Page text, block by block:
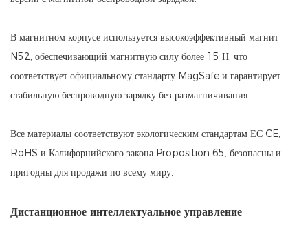
В магнитном корпусе используется высокоэффективный магнит
N52, обеспечивающий магнитную силу более 15 Н, что
соответствует официальному стандарту MagSafe и гарантирует
стабильную беспроводную зарядку без размагничивания.
Все материалы соответствуют экологическим стандартам ЕС CE,
RoHS и Калифорнийского закона Proposition 65, безопасны и
пригодны для продажи по всему миру.
Дистанционное интеллектуальное управление